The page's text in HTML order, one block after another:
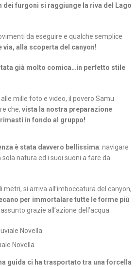
dei furgoni si raggiunge la riva del Lago
da eseguire e qualche semplice
via, alla scoperta del canyon!
già molto comica…in perfetto stile
mille foto e video, il povero Samu
che, vista la nostra preparazione
in fondo al gruppo!
è stata davvero bellissima: navigare
sola natura ed i suoi suoni a fare da
metri, si arriva all’imboccatura del canyon,
per immortalare tutte le forme più
grazie all’azione dell’acqua.
Novella
guida ci ha trasportato tra una forcella